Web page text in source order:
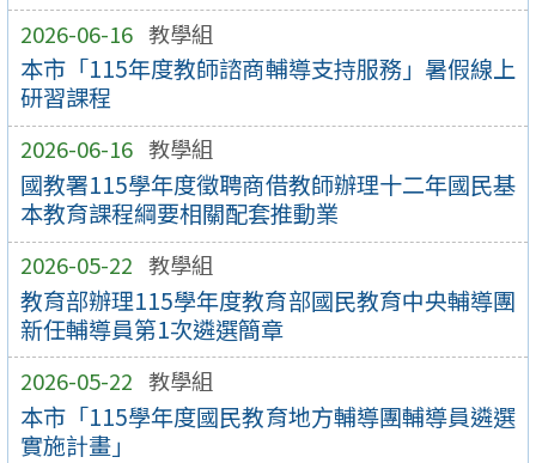
2026-06-16 教學組
本市「115年度教師諮商輔導支持服務」暑假線上
研習課程
2026-06-16 教學組
國教署115學年度徵聘商借教師辦理十二年國民基
本教育課程綱要相關配套推動業
2026-05-22 教學組
教育部辦理115學年度教育部國民教育中央輔導團
新任輔導員第1次遴選簡章
2026-05-22 教學組
本市「115學年度國民教育地方輔導團輔導員遴選
實施計畫」